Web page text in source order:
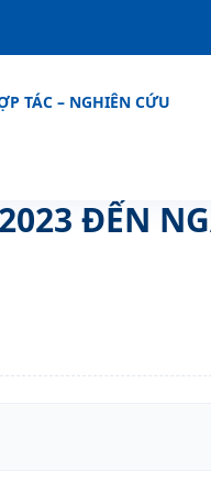
TÁC – NGHIÊN CỨU
ĐẾN